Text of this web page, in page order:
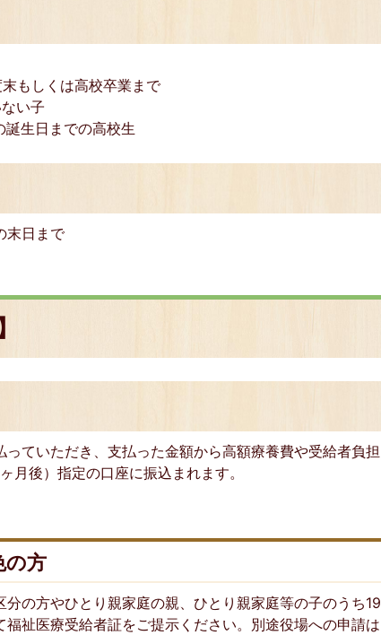
もしくは高校卒業まで
い子
生日までの高校生
末日まで
ていただき、支払った金額から高額療養費や受給者負担
後）指定の口座に振込まれます。
の方
の方やひとり親家庭の親、ひとり親家庭等の子のうち19
祉医療受給者証をご提示ください。別途役場への申請は